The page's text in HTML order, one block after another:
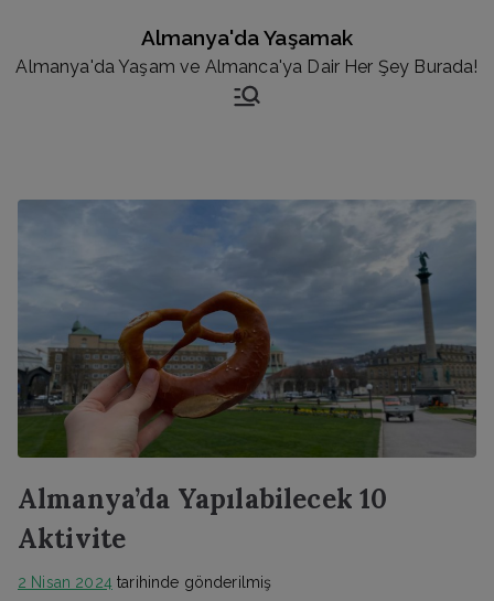
Almanya'da Yaşamak
Almanya'da Yaşam ve Almanca'ya Dair Her Şey Burada!
Almanya’da Yapılabilecek 10
Aktivite
2 Nisan 2024 tarihinde gönderilmiş